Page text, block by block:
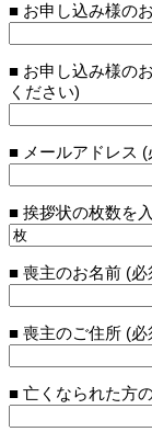
■ お申し込み様の
■ お申し込み様の
ください)
■ メールアドレス (
■ 挨拶状の枚数を
■ 喪主のお名前 (必
■ 喪主のご住所 (必
■ 亡くなられた方